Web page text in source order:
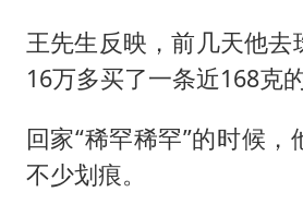
王先生反映，前几天他去
16万多买了一条近168克
回家“稀罕稀罕”的时候，
不少划痕。